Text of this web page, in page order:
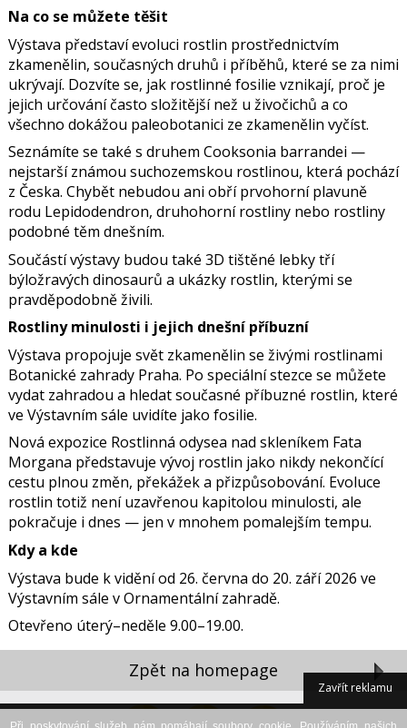
Zavřít reklamu
Na co se můžete těšit
Výstava představí evoluci rostlin prostřednictvím
zkamenělin, současných druhů i příběhů, které se za nimi
ukrývají. Dozvíte se, jak rostlinné fosilie vznikají, proč je
jejich určování často složitější než u živočichů a co
všechno dokážou paleobotanici ze zkamenělin vyčíst.
Seznámíte se také s druhem Cooksonia barrandei —
nejstarší známou suchozemskou rostlinou, která pochází
z Česka. Chybět nebudou ani obří prvohorní plavuně
rodu Lepidodendron, druhohorní rostliny nebo rostliny
podobné těm dnešním.
Součástí výstavy budou také 3D tištěné lebky tří
býložravých dinosaurů a ukázky rostlin, kterými se
pravděpodobně živili.
Rostliny minulosti i jejich dnešní příbuzní
Výstava propojuje svět zkamenělin se živými rostlinami
Botanické zahrady Praha. Po speciální stezce se můžete
vydat zahradou a hledat současné příbuzné rostlin, které
ve Výstavním sále uvidíte jako fosilie.
Nová expozice Rostlinná odysea nad skleníkem Fata
Morgana představuje vývoj rostlin jako nikdy nekončící
cestu plnou změn, překážek a přizpůsobování. Evoluce
rostlin totiž není uzavřenou kapitolou minulosti, ale
pokračuje i dnes — jen v mnohem pomalejším tempu.
Kdy a kde
Výstava bude k vidění od 26. června do 20. září 2026 ve
Výstavním sále v Ornamentální zahradě.
Otevřeno úterý–neděle 9.00–19.00.
Zpět na homepage